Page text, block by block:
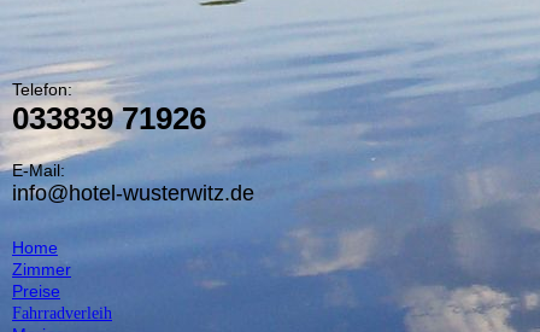
Telefon:
033839 71926
E-Mail:
info@hotel-wusterwitz.de
Home
Zimmer
Preise
Fahrradverleih